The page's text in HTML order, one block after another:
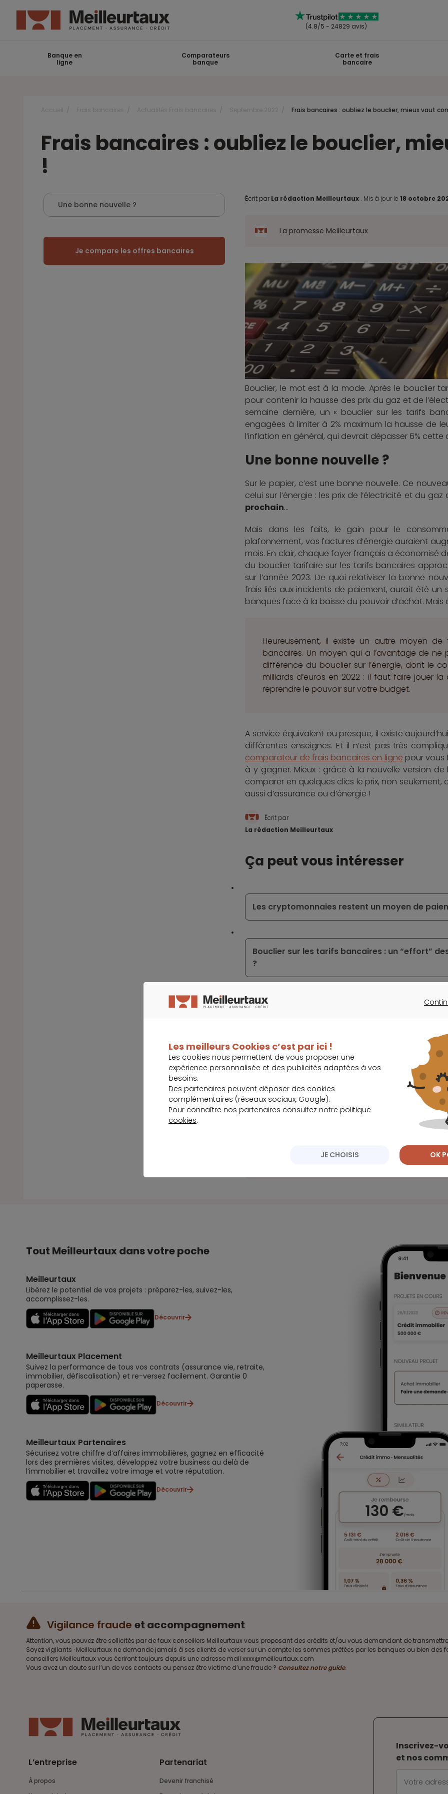
(4.8/5 - 24829 avis)
Banque en
ligne
Comparateurs
banque
Carte et frais
bancaire
Frais bancaires : oubliez le bouclier, mieux vaut
Frais bancaires : oubliez le bouclier,
!
Une bonne nouvelle ?
Je compare les offres bancaires
Écrit par La rédaction Meilleurtaux . Mis à jour le 18 octobre
La promesse Meilleurtaux
Bouclier, le mot est à la mode. Après le bouclier
pour contenir la hausse des prix du gaz et de
semaine dernière, un « bouclier sur les tarifs
engagées à limiter à 2% maximum la hausse de
l’inflation en général, qui devrait dépasser 6% cette
Une bonne nouvelle ?
Sur le papier, c’est une bonne nouvelle. Ce
celui sur l’énergie : les prix de l’électricité et du gaz
prochain…
Mais dans les faits, le gain pour le
plafonnement, vos factures d’énergie auraient
mois. En clair, chaque foyer français a économisé
du bouclier tarifaire sur les tarifs bancaires
sur l’année 2023. De quoi relativiser la bonne
frais liés aux incidents de paiement, aurait été
banques face à la baisse du pouvoir d’achat.
Heureusement, il existe un autre moyen
bancaires. Un moyen qui a l’avantage de
différence du bouclier sur l’énergie, dont le
milliards d’euros en 2022 : il faut faire jouer
reprendre le pouvoir sur votre budget.
A service équivalent ou presque, il existe
différentes enseignes. Et il n’est pas très
comparateur de frais bancaires en ligne pour vous
à y gagner. Mieux : grâce à la nouvelle version
comparer en quelques clics le prix, non
aussi d’assurance ou d’énergie !
Écrit par
La rédaction Meilleurtaux
Ça peut vous intéresser
Les cryptomonnaies restent un moyen de
Bouclier sur les tarifs bancaires : un “effort”
?
Pouvoir d’achat : des efforts réclamés par
MasterCard et Binance s’associent pour
MaiJuinJuilletAoût
Tout Meilleurtaux dans votre poche
Meilleurtaux
Libérez le potentiel de vos projets : préparez-les, suivez-les,
accomplissez-les.
Découvrir
Meilleurtaux Placement
Suivez la performance de tous vos contrats (assurance vie, retraite,
immobilier, défiscalisation) et re-versez facilement. Garantie 0
paperasse.
Découvrir
Meilleurtaux Partenaires
Sécurisez votre chiffre d’affaires immobilières, gagnez en efficacité
lors des premières visites, développez votre business au delà de
l’immobilier et travaillez votre image et votre réputation.
Découvrir
Vigilance fraude et accompagnement
Attention, vous pouvez être sollicités par de faux conseillers Meilleurtaux vous proposant des crédits et/ou vous demandant de
Soyez vigilants · Meilleurtaux ne demande jamais à ses clients de verser sur un compte les sommes prêtées par les banques ou bien des
conseillers Meilleurtaux vous écriront toujours depuis une adresse mail xxxx@meilleurtaux.com
Vous avez un doute sur l’un de vos contacts ou pensez être victime d’une fraude ? Consultez notre guide.
L’entreprise
À propos
Partenariat
Devenir franchisé
Inscrivez-
et nos
Les meilleurs Cookies c’est par ici !
Les cookies nous permettent de vous proposer une
expérience personnalisée et des publicités adaptées à vos
besoins.
Des partenaires peuvent déposer des cookies
complémentaires (réseaux sociaux, Google).
Pour connaître nos partenaires consultez notre politique
cookies.
JE CHOISIS OK